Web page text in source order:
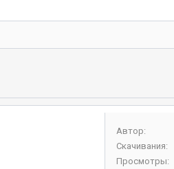
Автор
Скачивания
Просмотры